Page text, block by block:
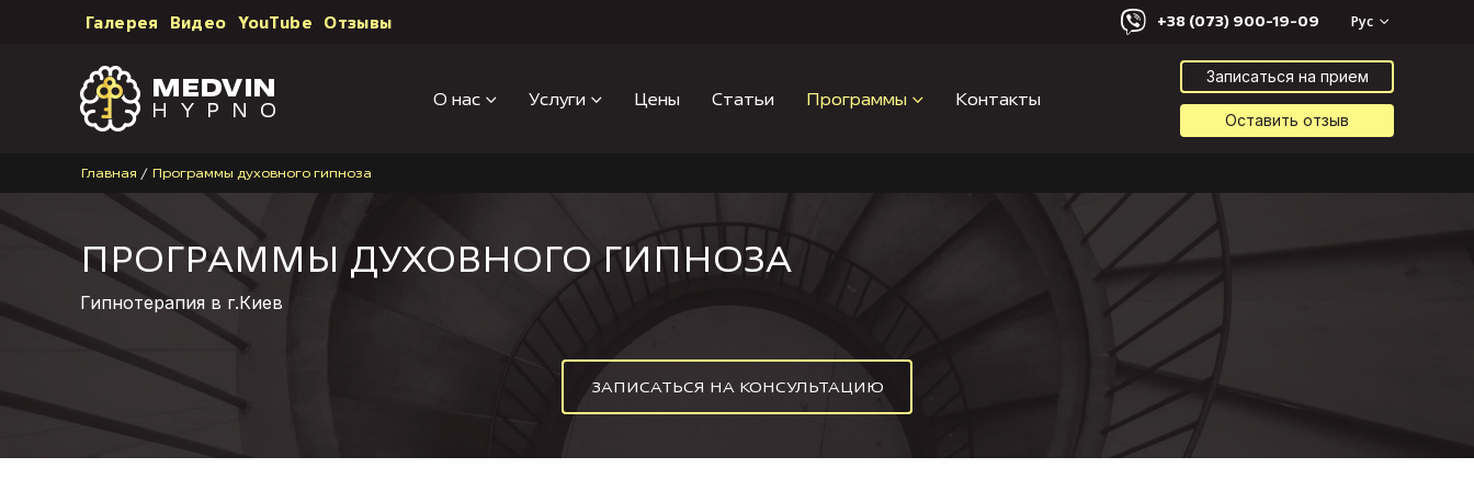
Галерея Видео YouTube Отзывы +38 (073) 900-19-09 Рус
О нас Услуги Цены Статьи Программы Контакты
Записаться на прием
Оставить отзыв
Главная / Программы духовного гипноза
ПРОГРАММЫ ДУХОВНОГО ГИПНОЗА
Гипнотерапия в г.Киев
ЗАПИСАТЬСЯ НА КОНСУЛЬТАЦИЮ